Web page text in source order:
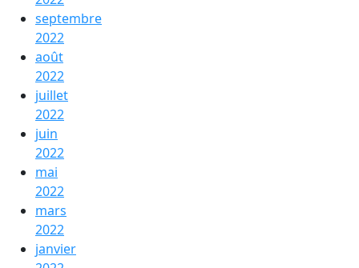
septembre
2022
août
2022
juillet
2022
juin
2022
mai
2022
mars
2022
janvier